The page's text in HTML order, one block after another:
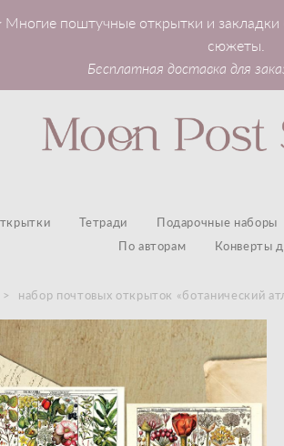
Многие поштучные открытки и
сюжеты.
Бесплатная доставка для
Тетради Подарочные наборы
По авторам
Конверты
> набор почтовых открыток «ботанический